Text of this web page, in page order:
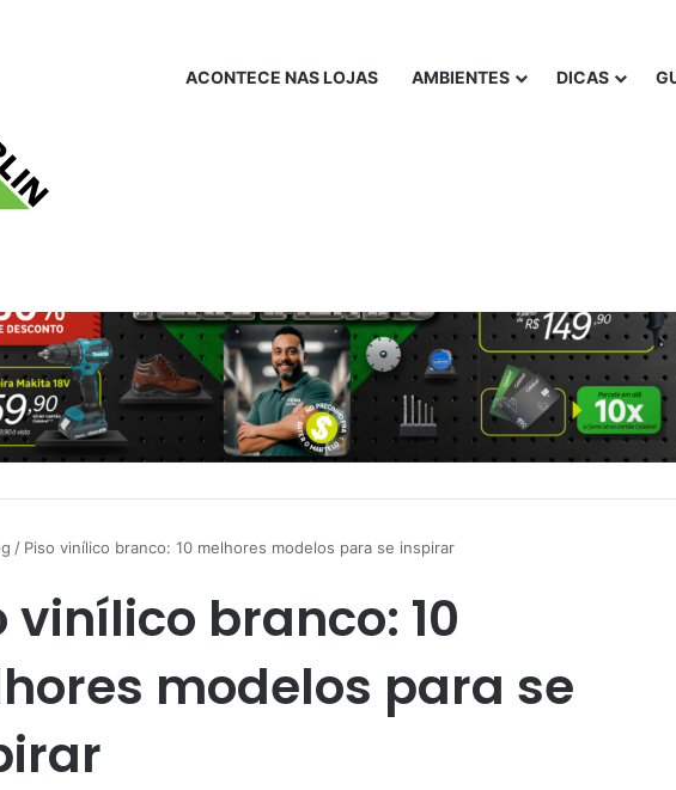
ACONTECE NAS LOJAS AMBIENTES DICAS
/ Piso vinílico branco: 10 melhores modelos para se inspirar
vinílico branco: 10
modelos para se